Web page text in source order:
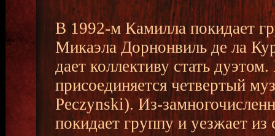
В 1992-м Камилла покидает
Микаэла Дорнонвиль де ла
дает коллективу стать
присоединяется четвертый
Peczynski). Из-
покидает группу и уезжает